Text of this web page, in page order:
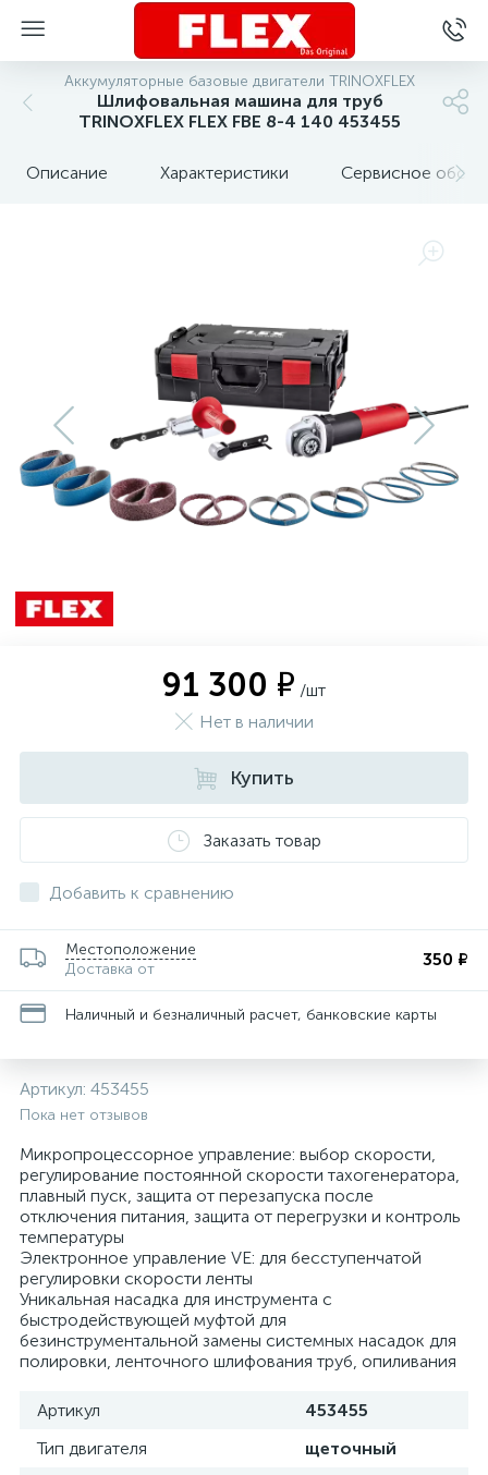
Аккумуляторные базовые двигатели TRINOXFLEX
Шлифовальная машина для труб
TRINOXFLEX FLEX FBE 8-4 140 453455
Описание Характеристики Сервисное
91 300 ₽ /шт
Нет в наличии
Купить
Заказать товар
Добавить к сравнению
Местоположение
Доставка от
350 ₽
Наличный и безналичный расчет, банковские карты
Артикул: 453455
Пока нет отзывов
Микропроцессорное управление: выбор скорости,
регулирование постоянной скорости тахогенератора,
плавный пуск, защита от перезапуска после
отключения питания, защита от перегрузки и контроль
температуры
Электронное управление VE: для бесступенчатой
регулировки скорости ленты
Уникальная насадка для инструмента с
быстродействующей муфтой для
безинструментальной замены системных насадок для
полировки, ленточного шлифования труб, опиливания
Артикул
453455
Тип двигателя
щеточный